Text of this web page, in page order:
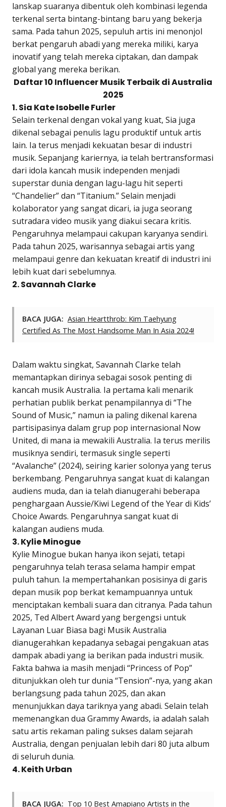
lanskap suaranya dibentuk oleh kombinasi legenda
terkenal serta bintang-bintang baru yang bekerja
sama. Pada tahun 2025, sepuluh artis ini menonjol
berkat pengaruh abadi yang mereka miliki, karya
inovatif yang telah mereka ciptakan, dan dampak
global yang mereka berikan.
Daftar 10 Influencer Musik Terbaik di Australia
2025
1. Sia Kate Isobelle Furler
Selain terkenal dengan vokal yang kuat, Sia juga
dikenal sebagai penulis lagu produktif untuk artis
lain. Ia terus menjadi kekuatan besar di industri
musik. Sepanjang kariernya, ia telah bertransformasi
dari idola kancah musik independen menjadi
superstar dunia dengan lagu-lagu hit seperti
“Chandelier” dan “Titanium.” Selain menjadi
kolaborator yang sangat dicari, ia juga seorang
sutradara video musik yang diakui secara kritis.
Pengaruhnya melampaui cakupan karyanya sendiri.
Pada tahun 2025, warisannya sebagai artis yang
melampaui genre dan kekuatan kreatif di industri ini
lebih kuat dari sebelumnya.
2. Savannah Clarke
BACA JUGA: Asian Heartthrob: Kim Taehyung
Certified As The Most Handsome Man In Asia 2024!
Dalam waktu singkat, Savannah Clarke telah
memantapkan dirinya sebagai sosok penting di
kancah musik Australia. Ia pertama kali menarik
perhatian publik berkat penampilannya di “The
Sound of Music,” namun ia paling dikenal karena
partisipasinya dalam grup pop internasional Now
United, di mana ia mewakili Australia. Ia terus merilis
musiknya sendiri, termasuk single seperti
“Avalanche” (2024), seiring karier solonya yang terus
berkembang. Pengaruhnya sangat kuat di kalangan
audiens muda, dan ia telah dianugerahi beberapa
penghargaan Aussie/Kiwi Legend of the Year di Kids’
Choice Awards. Pengaruhnya sangat kuat di
kalangan audiens muda.
3. Kylie Minogue
Kylie Minogue bukan hanya ikon sejati, tetapi
pengaruhnya telah terasa selama hampir empat
puluh tahun. Ia mempertahankan posisinya di garis
depan musik pop berkat kemampuannya untuk
menciptakan kembali suara dan citranya. Pada tahun
2025, Ted Albert Award yang bergengsi untuk
Layanan Luar Biasa bagi Musik Australia
dianugerahkan kepadanya sebagai pengakuan atas
dampak abadi yang ia berikan pada industri musik.
Fakta bahwa ia masih menjadi “Princess of Pop”
ditunjukkan oleh tur dunia “Tension”-nya, yang akan
berlangsung pada tahun 2025, dan akan
menunjukkan daya tariknya yang abadi. Selain telah
memenangkan dua Grammy Awards, ia adalah salah
satu artis rekaman paling sukses dalam sejarah
Australia, dengan penjualan lebih dari 80 juta album
di seluruh dunia.
4. Keith Urban
BACA JUGA: Top 10 Best Amapiano Artists in the